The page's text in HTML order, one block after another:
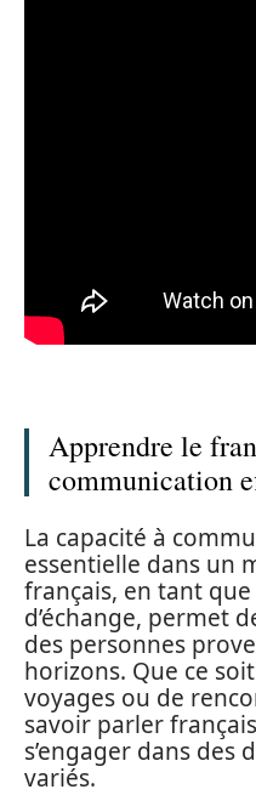
Apprendre le
communication
La capacité à
essentielle dans un
français, en tant
d’échange, permet
des personnes
horizons. Que ce
voyages ou de
savoir parler
s’engager dans des
variés.